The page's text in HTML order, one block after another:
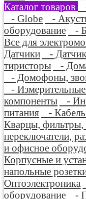
Каталог товаров
- Globe
-
оборудование
-
Все для
Датчики
-
тиристоры
-
- Домофоны,
-
компоненты
-
питания
-
Кварцы, фильтры,
переключатели,
и офисное
Корпусные и
напольные
Оптоэлектроника
оборудование
-